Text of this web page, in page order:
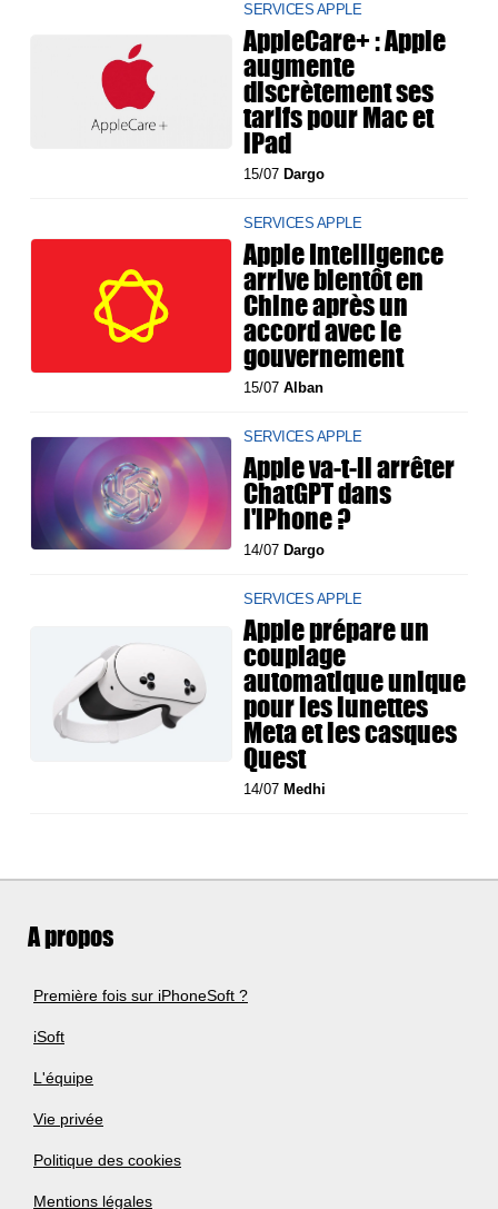
SERVICES APPLE
AppleCare+ : Apple
augmente
discrètement ses
tarifs pour Mac et
iPad
15/07 Dargo
SERVICES APPLE
Apple Intelligence
arrive bientôt en
Chine après un
accord avec le
gouvernement
15/07Alban
SERVICES APPLE
Apple va-t-il arrêter
ChatGPT dans
l'iPhone ?
14/07 Dargo
SERVICES APPLE
Apple prépare un
couplage
automatique unique
pour les lunettes
Meta et les casques
Quest
14/07 Medhi
A propos
Première fois sur iPhoneSoft ?
iSoft
L'équipe
Vie privée
Politique des cookies
Mentions légales